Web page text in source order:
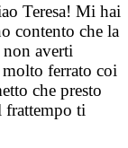
Teresa! Mi hai
contento che la
averti
ferrato coi
che presto
frattempo ti